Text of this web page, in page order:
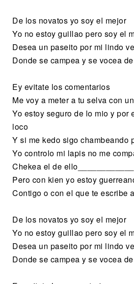
De los novatos yo soy el mejor
Yo no estoy guillao pero soy el
Desea un paseito por mi lindo
Donde se campea y se vocea
Ey evitate los comentarios
Me voy a meter a tu selva con
Yo estoy seguro de lo mio y por
loco
Y si me kedo sigo chambeando
Yo controlo mi lapis no me
Chekea el de
Pero con kien yo estoy
Contigo o con el que te escribe
De los novatos yo soy el mejor
Yo no estoy guillao pero soy el
Desea un paseito por mi lindo
Donde se campea y se vocea